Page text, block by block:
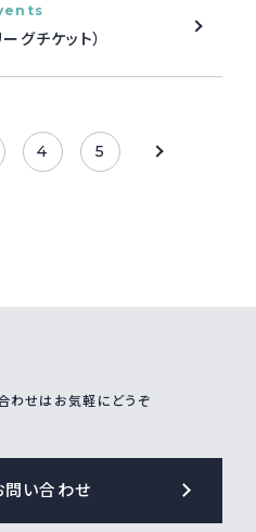
グチケット）
4 5
わせはお気軽にどうぞ
問い合わせ